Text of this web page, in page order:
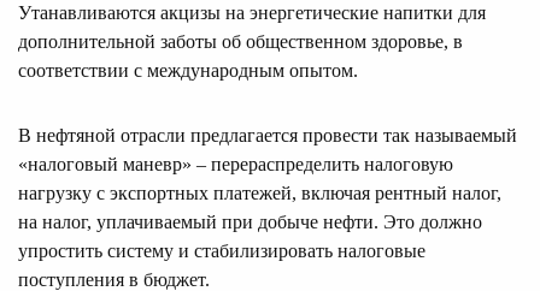
Утанавливаются акцизы на энергетические напитки для
дополнительной заботы об общественном здоровье, в
соответствии с международным опытом.
В нефтяной отрасли предлагается провести так называемый
«налоговый маневр» – перераспределить налоговую
нагрузку с экспортных платежей, включая рентный налог,
на налог, уплачиваемый при добыче нефти. Это должно
упростить систему и стабилизировать налоговые
поступления в бюджет.